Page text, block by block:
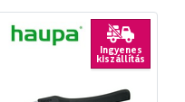
Ingyenes
kiszállítás